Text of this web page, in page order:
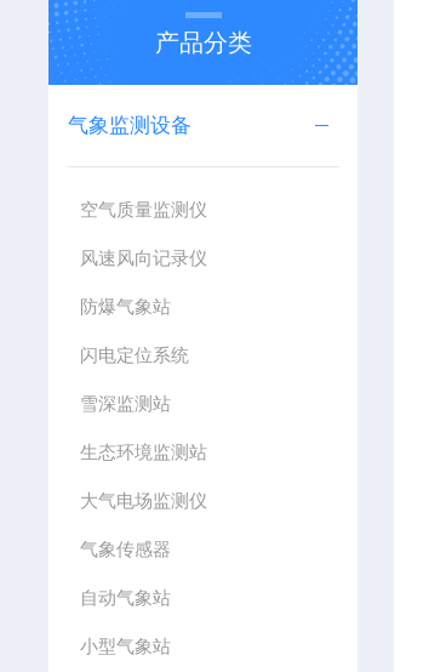
产品分类
气象监测设备
空气质量监测仪
风速风向记录仪
防爆气象站
闪电定位系统
雪深监测站
生态环境监测站
大气电场监测仪
气象传感器
自动气象站
小型气象站